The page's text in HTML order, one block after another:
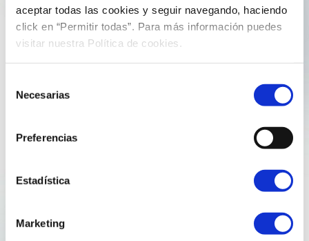
aceptar todas las cookies y seguir navegando, haciendo
click en “Permitir todas”. Para más información puedes
visitar nuestra Política de cookies.
Necesarias
Preferencias
Estadística
Marketing
REGANOSA REDOBRA A SÚA APOSTA
POLA DIXITALIZACIÓN CREANDO UN
EQUIPO ESPECÍFICO PARA IMPULSALA
doutores e graduados relacionados coas matemáticas,
súa aposta pola dixitalización da súa actividade. A
multinacional galega da enerxía iniciou os trámites para